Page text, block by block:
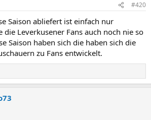
#420
Saison abliefert ist einfach nur
die Leverkusener Fans auch noch nie so
Saison haben sich die haben sich die
zu Fans entwickelt.